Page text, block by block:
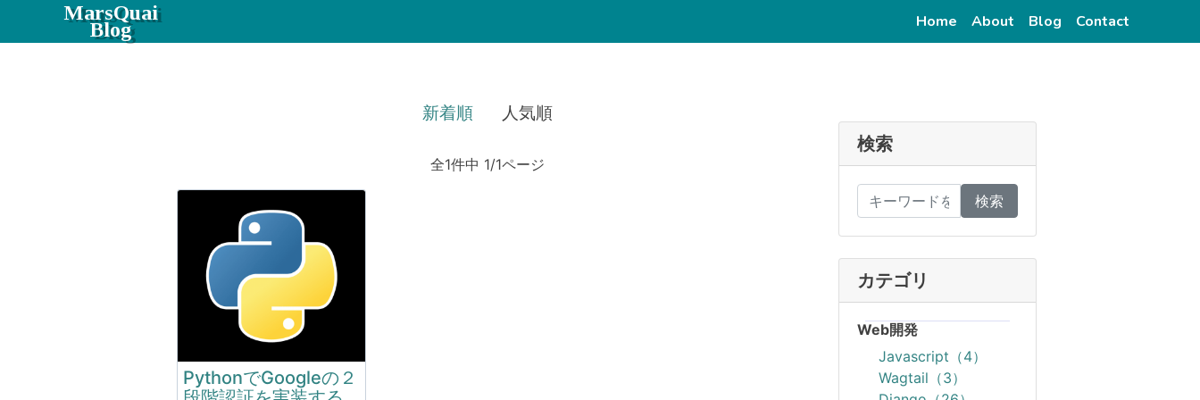
MarsQuai
Blog Home (current)
About (current)
Blog (current)
Contact
新着順 人気順
全1件中 1/1ページ
PythonでGoogleの２
検索
検索
カテゴリ
Web開発
Javascript（4）
Wagtail（3）